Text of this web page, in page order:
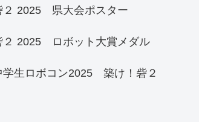
２ 2025 県大会ポスター
２ 2025 ロボット大賞メダル
学生ロボコン2025 築け！砦２